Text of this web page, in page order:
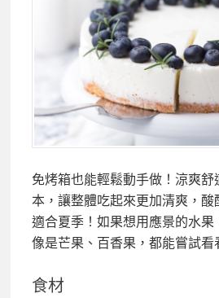
免烤箱也能輕鬆動手做！涼爽
本，讓整體吃起來更加清爽，酸
適合夏季！如果想用應景的水果
像是芒果、百香果，都能嘗試看
食材